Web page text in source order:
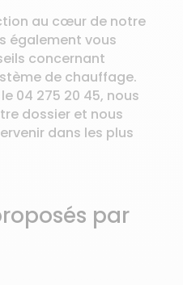
au cœur de notre
également vous
concernant
de chauffage.
04 275 20 45, nous
dossier et nous
dans les plus
par